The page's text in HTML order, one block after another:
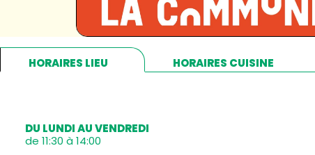
HORAIRES LIEU HORAIRES CUISINE
DU LUNDI AU VENDREDI
de 11:30 à 14:00